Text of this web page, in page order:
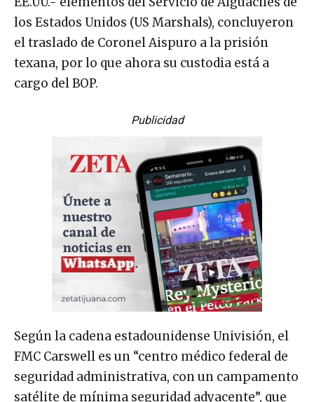
los Estados Unidos (US Marshals), concluyeron
el traslado de Coronel Aispuro a la prisión
texana, por lo que ahora su custodia está a
cargo del BOP.
Publicidad
Según la cadena estadounidense Univisión, el
FMC Carswell es un “centro médico federal de
seguridad administrativa, con un campamento
satélite de mínima seguridad adyacente”, que